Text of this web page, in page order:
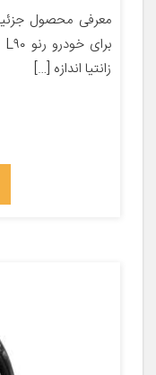
زانتیا اندازه […]